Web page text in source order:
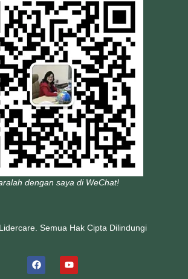
dengan saya di WeChat!
Semua Hak Cipta Dilindungi